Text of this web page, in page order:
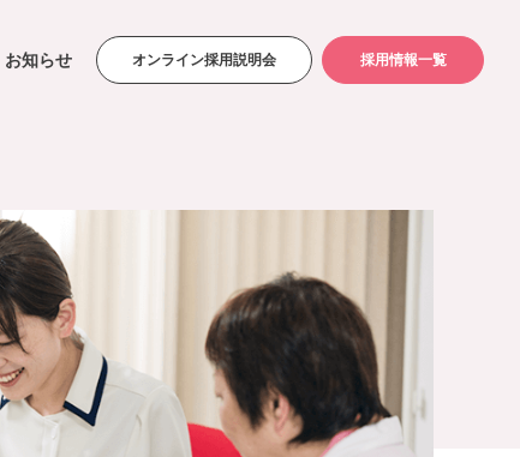
お知らせ オンライン採用説明会 採用情報一覧